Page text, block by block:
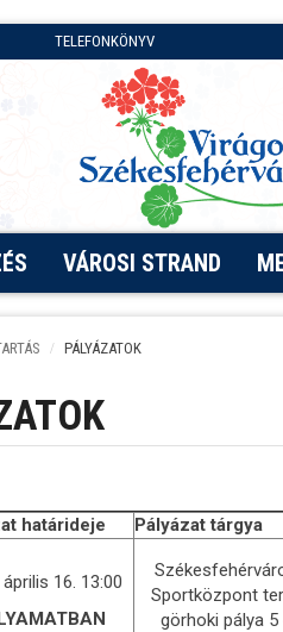
TELEFONKÖNYV
VÁROSI STRAND
PÁLYÁZATOK
határideje Pályázat tárgya
16. 13:00
Sportközpont
görhoki pálya